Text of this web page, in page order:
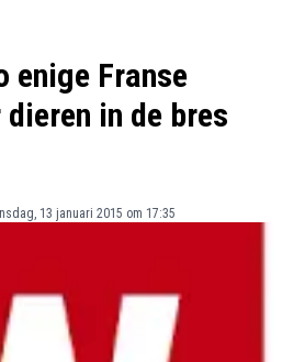
enige Franse
in de bres
13 januari 2015 om 17:35